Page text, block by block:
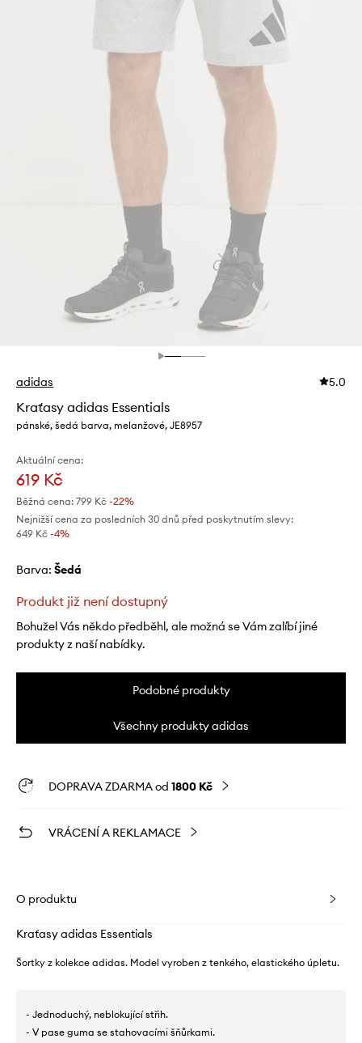
adidas 5.0
Kraťasy adidas Essentials
pánské, šedá barva, melanžové, JE8957
Aktuální cena:
619 Kč
Běžná cena: 799 Kč -22%
Nejnižší cena za posledních 30 dnů před poskytnutím slevy:
649 Kč -4%
Barva: šedá
Produkt již není dostupný
Bohužel Vás někdo předběhl, ale možná se Vám zalíbí jiné
produkty z naší nabídky.
Podobné produkty
Všechny produkty adidas
DOPRAVA ZDARMA od 1800 Kč
VRÁCENÍ A REKLAMACE
O produktu
Kraťasy adidas Essentials
Šortky z kolekce adidas. Model vyroben z tenkého, elastického úpletu.
- Jednoduchý, neblokující střih.
- V pase guma se stahovacími šňůrkami.